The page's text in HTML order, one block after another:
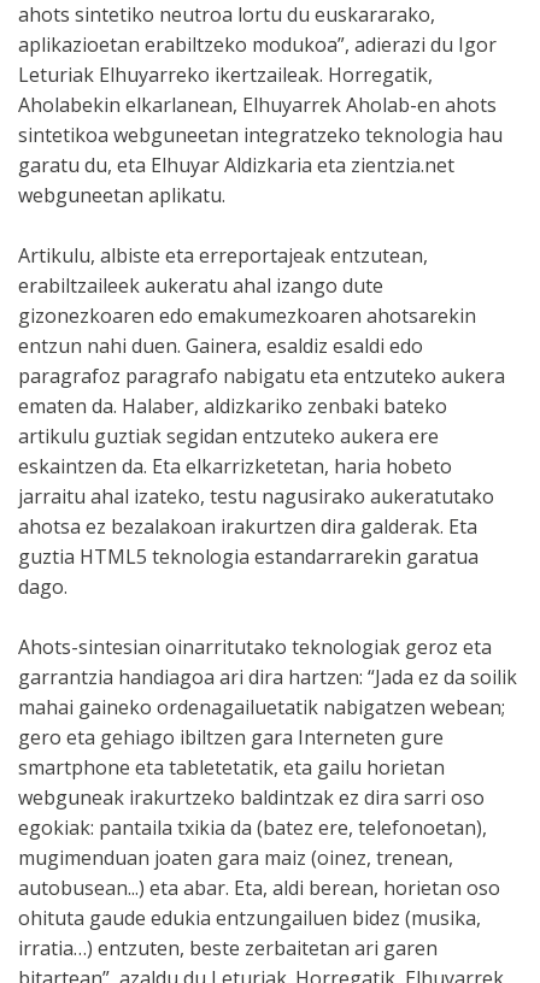
ahots sintetiko neutroa lortu du euskararako,
aplikazioetan erabiltzeko modukoa”, adierazi du Igor
Leturiak Elhuyarreko ikertzaileak. Horregatik,
Aholabekin elkarlanean, Elhuyarrek Aholab-en ahots
sintetikoa webguneetan integratzeko teknologia hau
garatu du, eta Elhuyar Aldizkaria eta zientzia.net
webguneetan aplikatu.
Artikulu, albiste eta erreportajeak entzutean,
erabiltzaileek aukeratu ahal izango dute
gizonezkoaren edo emakumezkoaren ahotsarekin
entzun nahi duen. Gainera, esaldiz esaldi edo
paragrafoz paragrafo nabigatu eta entzuteko aukera
ematen da. Halaber, aldizkariko zenbaki bateko
artikulu guztiak segidan entzuteko aukera ere
eskaintzen da. Eta elkarrizketetan, haria hobeto
jarraitu ahal izateko, testu nagusirako aukeratutako
ahotsa ez bezalakoan irakurtzen dira galderak. Eta
guztia HTML5 teknologia estandarrarekin garatua
dago.
Ahots-sintesian oinarritutako teknologiak geroz eta
garrantzia handiagoa ari dira hartzen: “Jada ez da soilik
mahai gaineko ordenagailuetatik nabigatzen webean;
gero eta gehiago ibiltzen gara Interneten gure
smartphone eta tabletetatik, eta gailu horietan
webguneak irakurtzeko baldintzak ez dira sarri oso
egokiak: pantaila txikia da (batez ere, telefonoetan),
mugimenduan joaten gara maiz (oinez, trenean,
autobusean...) eta abar. Eta, aldi berean, horietan oso
ohituta gaude edukia entzungailuen bidez (musika,
irratia…) entzuten, beste zerbaitetan ari garen